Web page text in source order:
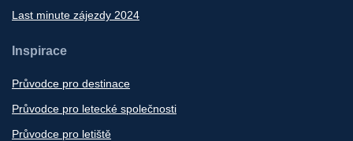
Last minute zájezdy 2024
Inspirace
Průvodce pro destinace
Průvodce pro letecké společnosti
Průvodce pro letiště